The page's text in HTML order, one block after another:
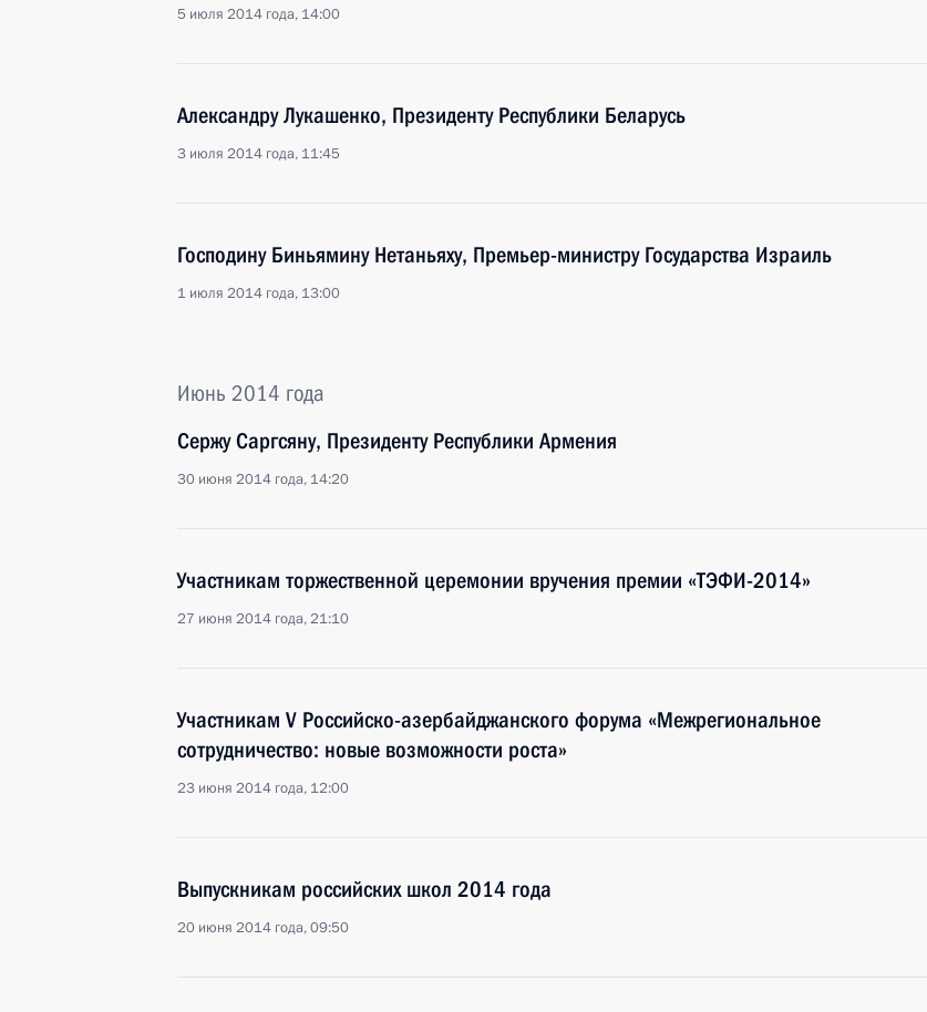
5 июля 2014 года, 14:00
Александру Лукашенко, Президенту Республики Беларусь
3 июля 2014 года, 11:45
Господину Биньямину Нетаньяху, Премьер-министру Государства Израиль
1 июля 2014 года, 13:00
Июнь 2014 года
Сержу Саргсяну, Президенту Республики Армения
30 июня 2014 года, 14:20
Участникам торжественной церемонии вручения премии «ТЭФИ-2014»
27 июня 2014 года, 21:10
Участникам V Российско-азербайджанского форума «Межрегиональное
сотрудничество: новые возможности роста»
23 июня 2014 года, 12:00
Выпускникам российских школ 2014 года
20 июня 2014 года, 09:50